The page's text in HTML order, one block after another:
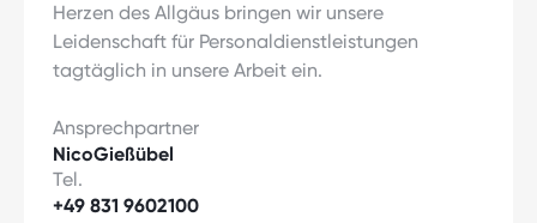
Herzen des Allgäus bringen wir unsere
Leidenschaft für Personaldienstleistungen
tagtäglich in unsere Arbeit ein.
Ansprechpartner
NicoGießübel
Tel.
+49 831 9602100